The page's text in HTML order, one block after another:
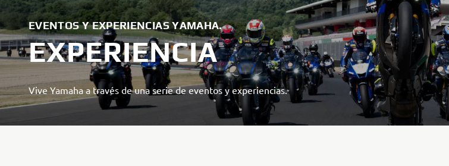
EVENTOS Y EXPERIENCIAS YAMAHA.
EXPERIENCIA
Vive Yamaha a través de una serie de eventos y experiencias.